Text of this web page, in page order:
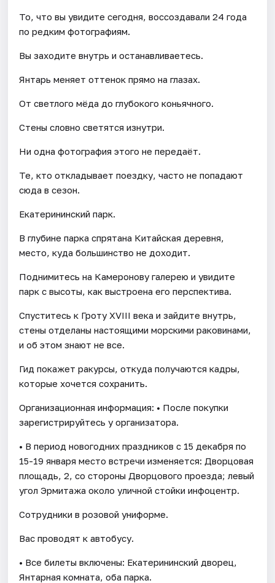
То, что вы увидите сегодня, воссоздавали 24 года
по редким фотографиям.
Вы заходите внутрь и останавливаетесь.
Янтарь меняет оттенок прямо на глазах.
От светлого мёда до глубокого коньячного.
Стены словно светятся изнутри.
Ни одна фотография этого не передаёт.
Те, кто откладывает поездку, часто не попадают
сюда в сезон.
Екатерининский парк.
В глубине парка спрятана Китайская деревня,
место, куда большинство не доходит.
Поднимитесь на Камеронову галерею и увидите
парк с высоты, как выстроена его перспектива.
Спуститесь к Гроту XVIII века и зайдите внутрь,
стены отделаны настоящими морскими раковинами,
и об этом знают не все.
Гид покажет ракурсы, откуда получаются кадры,
которые хочется сохранить.
Организационная информация: • После покупки
зарегистрируйтесь у организатора.
• В период новогодних праздников с 15 декабря по
15-19 января место встречи изменяется: Дворцовая
площадь, 2, со стороны Дворцового проезда; левый
угол Эрмитажа около уличной стойки инфоцентр.
Сотрудники в розовой униформе.
Вас проводят к автобусу.
• Все билеты включены: Екатерининский дворец,
Янтарная комната, оба парка.